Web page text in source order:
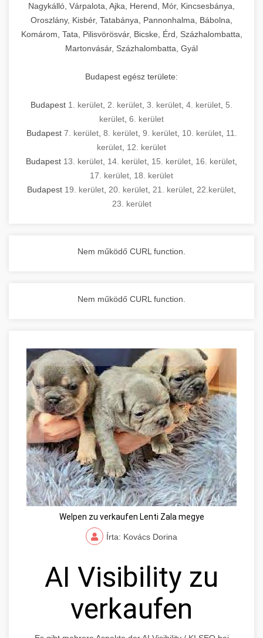
Nagykálló, Várpalota, Ajka, Herend, Mór, Kincsesbánya,
Oroszlány, Kisbér, Tatabánya, Pannonhalma, Bábolna,
Komárom, Tata, Pilisvörösvár, Bicske, Érd, Százhalombatta,
Martonvásár, Százhalombatta, Gyál
Budapest egész területe:
Budapest 1. kerület 2. kerület 3. kerület 4. kerület 5.
kerület 6. kerület
Budapest 7. kerület, 8. kerület, 9. kerület, 10. kerület, 11.
kerület 12. kerület
Budapest 13. kerület 14. kerület 15. kerület 16. kerület
17. kerület 18. kerület
Budapest 19. kerület 20. kerület 21. kerület 22.kerület
23. kerület
Nem működő CURL function.
Nem működő CURL function.
Welpen zu verkaufen Lenti Zala megye
Írta: Kovács Dorina
AI Visibility zu
verkaufen